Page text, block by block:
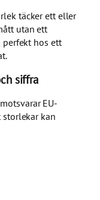
täcker ett eller
utan ett
perfekt hos ett
siffra
EU-
storlekar kan